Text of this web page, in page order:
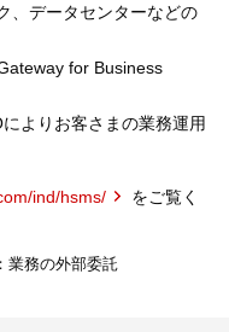
、データセンターなどの
for Business
よりお客さまの業務運用
ind/hsms/
をご覧く
業務の外部委託